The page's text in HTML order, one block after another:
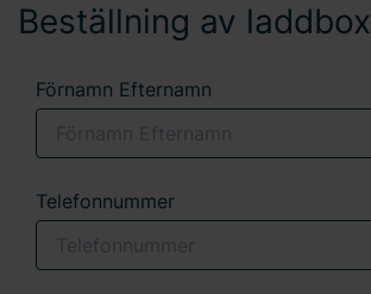
Beställning av laddbox
Förnamn Efternamn
Telefonnummer